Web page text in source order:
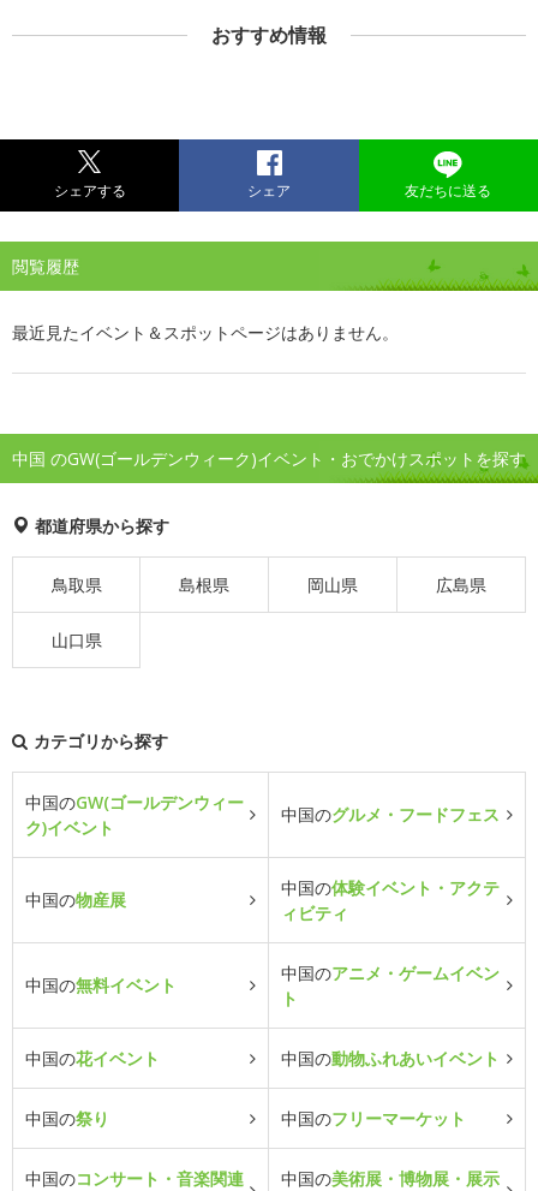
おすすめ情報
シェアする シェア 友だちに送る
閲覧履歴
最近見たイベント＆スポットページはありません。
中国 のGW(ゴールデンウィーク)イベント・おでかけスポットを探す
都道府県から探す
鳥取県 島根県 岡山県 広島県
山口県
カテゴリから探す
中国のGW(ゴールデンウィー
ク)イベント
中国のグルメ・フードフェス
中国の物産展
中国の体験イベント・アクテ
ィビティ
中国の無料イベント
中国のアニメ・ゲームイベン
ト
中国の花イベント 中国の動物ふれあいイベント
中国の祭り 中国のフリーマーケット
中国のコンサート・音楽関連
中国の美術展・博物展・展示